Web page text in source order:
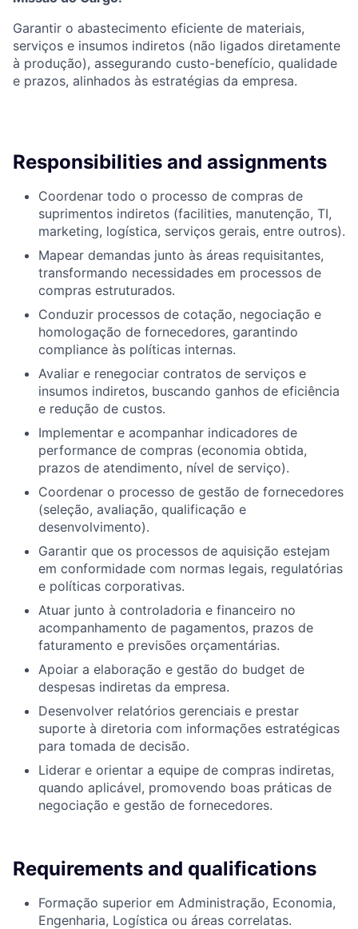
Garantir o abastecimento eficiente de materiais,
serviços e insumos indiretos (não ligados diretamente
à produção), assegurando custo-benefício, qualidade
e prazos, alinhados às estratégias da empresa.
Responsibilities and assignments
Coordenar todo o processo de compras de
suprimentos indiretos (facilities, manutenção, TI,
marketing, logística, serviços gerais, entre outros).
Mapear demandas junto às áreas requisitantes,
transformando necessidades em processos de
compras estruturados.
Conduzir processos de cotação, negociação e
homologação de fornecedores, garantindo
compliance às políticas internas.
Avaliar e renegociar contratos de serviços e
insumos indiretos, buscando ganhos de eficiência
e redução de custos.
Implementar e acompanhar indicadores de
performance de compras (economia obtida,
prazos de atendimento, nível de serviço).
Coordenar o processo de gestão de fornecedores
(seleção, avaliação, qualificação e
desenvolvimento).
Garantir que os processos de aquisição estejam
em conformidade com normas legais, regulatórias
e políticas corporativas.
Atuar junto à controladoria e financeiro no
acompanhamento de pagamentos, prazos de
faturamento e previsões orçamentárias.
Apoiar a elaboração e gestão do budget de
despesas indiretas da empresa.
Desenvolver relatórios gerenciais e prestar
suporte à diretoria com informações estratégicas
para tomada de decisão.
Liderar e orientar a equipe de compras indiretas,
quando aplicável, promovendo boas práticas de
negociação e gestão de fornecedores.
Requirements and qualifications
Formação superior em Administração, Economia,
Engenharia, Logística ou áreas correlatas.